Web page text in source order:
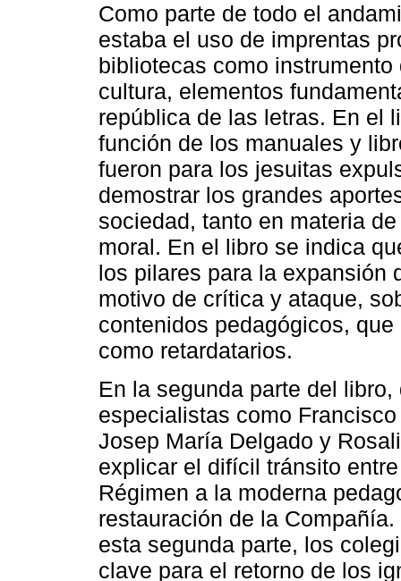
Como parte de todo el
estaba el uso de imprentas
bibliotecas como
cultura, elementos
república de las letras. En el
función de los manuales y
fueron para los jesuitas
demostrar los grandes
sociedad, tanto en materia
moral. En el libro se indica
los pilares para la expansión
motivo de crítica y ataque,
contenidos pedagógicos,
como retardatarios.
En la segunda parte del
especialistas como
Josep María Delgado y
explicar el difícil tránsito
Régimen a la moderna
restauración de la
esta segunda parte, los
clave para el retorno de los